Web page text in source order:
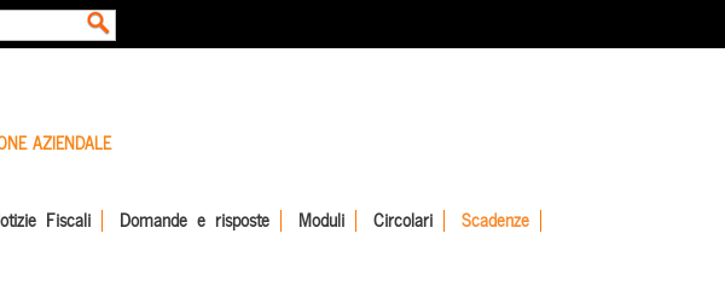
AZIENDALE
Fiscali Domande e risposte Moduli Circolari Scadenze